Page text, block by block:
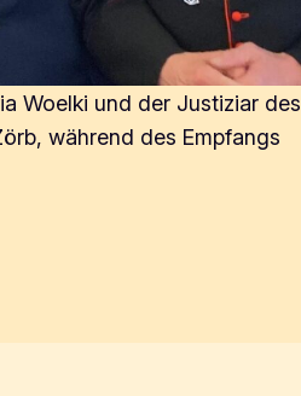
Woelki und der Justiziar des
während des Empfangs